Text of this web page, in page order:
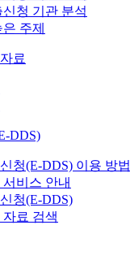
청 기관 분석
주제
료
DDS)
청(E-DDS) 이용 방법
비스 안내
청(E-DDS)
료 검색